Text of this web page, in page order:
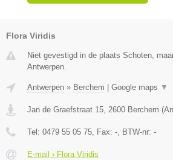
Flora Viridis
Niet gevestigd in de plaats Schoten,
Antwerpen.
Antwerpen » Berchem Google maps ▼
Jan de Graefstraat 15 2600 Berchem (
Tel: 0479 55 05 75 , Fax: - , BTW-nr: -
E-mail › Flora Viridis